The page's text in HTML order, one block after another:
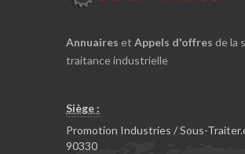
Annuaires et Appels d'offres de la
traitance industrielle
Siège :
Promotion Industries / Sous-
90330